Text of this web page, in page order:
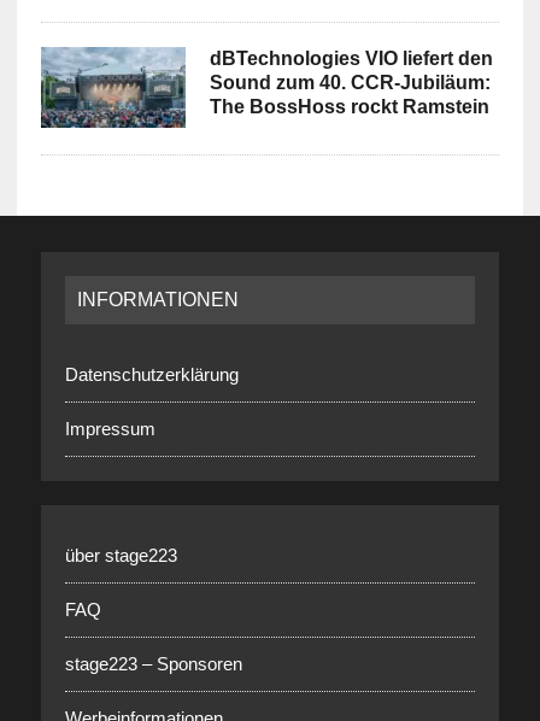
dBTechnologies VIO liefert den
Sound zum 40. CCR-Jubiläum:
The BossHoss rockt Ramstein
INFORMATIONEN
Datenschutzerklärung
Impressum
über stage223
FAQ
stage223 – Sponsoren